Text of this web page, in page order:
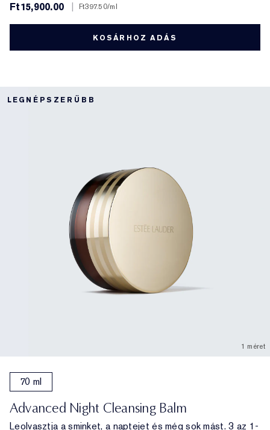
Ft15,900.00
Ft397.50/ml
KOSÁRHOZ ADÁS
LEGNÉPSZERŰBB
1 méret
70 ml
Advanced Night Cleansing Balm
Leolvasztja a sminket, a naptejet és még sok mást. 3 az 1-